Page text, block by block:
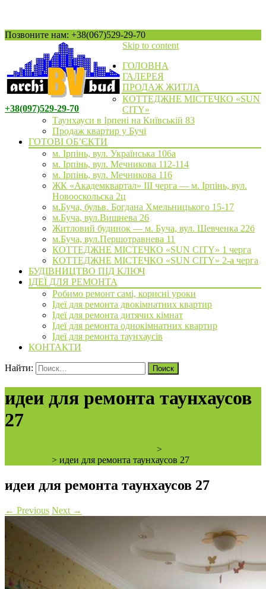
Позвоните нам: +38(067)529-29-70
+38(097)529-29-70
Skip to content
ГОЛОВНА
ГАЛЕРЕЯ
ПРОДАЖ ЖИТЛА
КОТТЕДЖНЕ МІСТЕЧКО «SUN
CITY»
Таунхауси в Ірпені на Київській 83
Продаж квартир у Бучі
ГОТОВІ ОБ’ЄКТИ
м. Ірпінь, вул. Українська 106а
м. Ірпінь, вул. Мечникова 112-114
м. Ірпінь, вул. Мечникова 116
ЖК «Академквартал» III черга — м. Ірпінь, вул.
Новооскольска 2ц
м.Буча, бульв. Богдана Хмельницького 15-17
м.Буча, вул.Вишнева 26
Житловий будинок — м. Буча, вул. Шевченка 22б
м.Буча, вул.Першотравнева 11
КОТТЕДЖНЕ МІСТЕЧКО «SUN CITY» 1 черга
КОТТЕДЖНЕ МІСТЕЧКО «SUN CITY» 2-а черга
БУДІВНИЦТВО ПІД КЛЮЧ
ІДЕЇ ДЛЯ РЕМОНТА
Робимо ремонт самі, корисні уроки
Ідеї для ремонта двокімнатних квартир
Ідеї для ремонта дитячих кімнат
Ідеї для ремонта однокімнатних квартир
Ідеї для ремонта таунхаусів
КОНТАКТИ
Найти:
идеи для ремонта таунхаусов
27
>
> идеи для ремонта таунхаусов 27
идеи для ремонта таунхаусов 27
← Previous Next →